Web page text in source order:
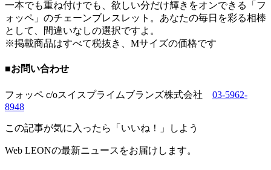
一本でも重ね付けでも、欲しい分だけ輝きをオンできる「フ
ォッペ」のチェーンブレスレット。あなたの毎日を彩る相棒
として、間違いなしの選択ですよ。
※掲載商品はすべて税抜き、Mサイズの価格です
■お問い合わせ
フォッペ c/oスイスプライムブランズ株式会社 03-5962-
8948
この記事が気に入ったら「いいね！」しよう
Web LEONの最新ニュースをお届けします。